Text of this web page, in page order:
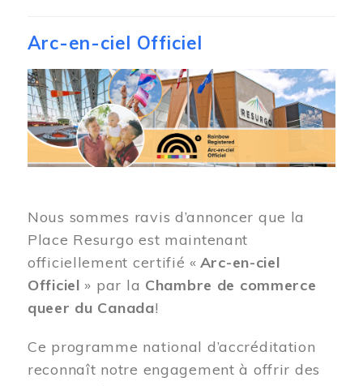
Arc-en-ciel Officiel
Image
Nous sommes ravis d’annoncer que la
Place Resurgo est maintenant
officiellement certifié « Arc-en-ciel
Officiel » par la Chambre de commerce
queer du Canada!
Ce programme national d’accréditation
reconnaît notre engagement à offrir des